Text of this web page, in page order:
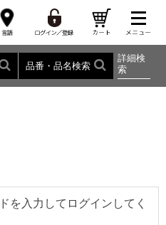
品番・品名検索
詳細検
索
を入力してログインしてく